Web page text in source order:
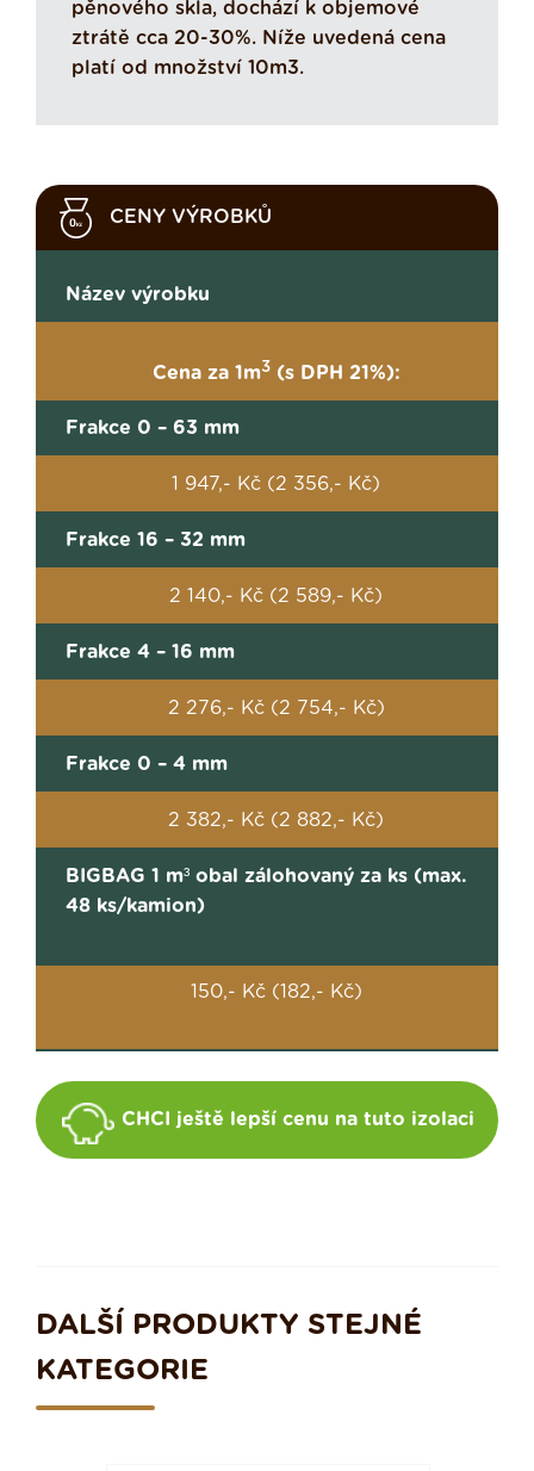
pěnového skla, dochází k objemové
ztrátě cca 20-30%. Níže uvedená cena
platí od množství 10m3.
CENY VÝROBKŮ
Název výrobku
Cena za 1m3(s DPH 21%):
Frakce 0 – 63 mm
1 947,- Kč (2 356,- Kč)
Frakce 16 – 32 mm
2 140,- Kč (2 589,- Kč)
Frakce 4 – 16 mm
2 276,- Kč (2 754,- Kč)
Frakce 0 – 4 mm
2 382,- Kč (2 882,- Kč)
BIGBAG 1 m³ obal zálohovaný za ks (max.
48 ks/kamion)
150,- Kč (182,- Kč)
CHCI ještě lepší cenu na tuto izolaci
DALŠÍ PRODUKTY STEJNÉ
KATEGORIE